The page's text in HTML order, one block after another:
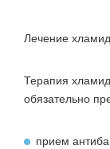
Лечение
Терапия
обязательно
прием